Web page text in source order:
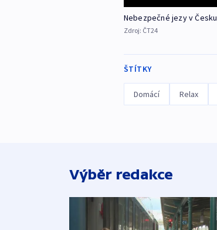
Nebezpečné jezy v Česku
Zdroj: ČT24
ŠTÍTKY
Domácí Relax
Výběr redakce